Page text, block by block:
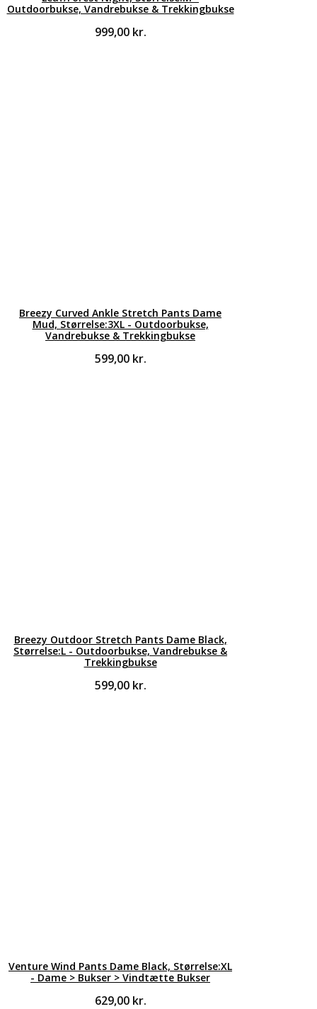
Outdoorbukse, Vandrebukse & Trekkingbukse
999,00 kr.
Breezy Curved Ankle Stretch Pants Dame
Mud, Størrelse:3XL - Outdoorbukse,
Vandrebukse & Trekkingbukse
599,00 kr.
Breezy Outdoor Stretch Pants Dame Black,
Størrelse:L - Outdoorbukse, Vandrebukse &
Trekkingbukse
599,00 kr.
Venture Wind Pants Dame Black, Størrelse:XL
- Dame > Bukser > Vindtætte Bukser
629,00 kr.